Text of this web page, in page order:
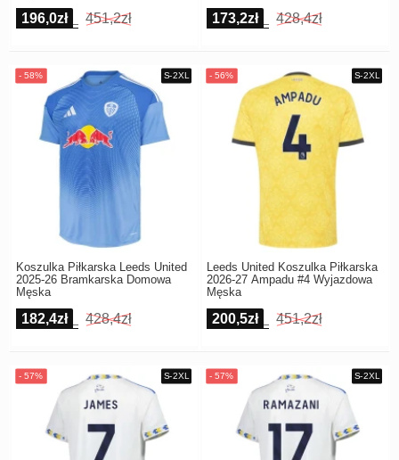
196,0zł 451,2zł 173,2zł 428,4zł
Koszulka Piłkarska Leeds United
2025-26 Bramkarska Domowa
Męska
182,4zł 428,4zł
Leeds United Koszulka Piłkarska
2026-27 Ampadu #4 Wyjazdowa
Męska
200,5zł 451,2zł